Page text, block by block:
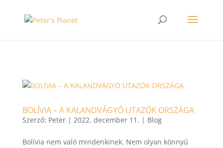
BOLÍVIA – A KALANDVÁGYÓ UTAZÓK ORSZÁGA
Szerző: Peter| 2022. december 11. | Blog
Bolívia nem való mindenkinek. Nem olyan könnyű